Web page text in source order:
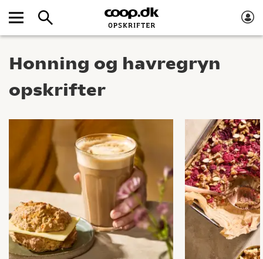
Honning og havregryn
opskrifter